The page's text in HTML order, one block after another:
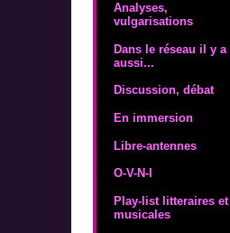
Analyses,
vulgarisations
Dans le réseau il y a
aussi...
Discussion, débat
En immersion
Libre-antennes
O-V-N-I
Play-list litteraires et
musicales